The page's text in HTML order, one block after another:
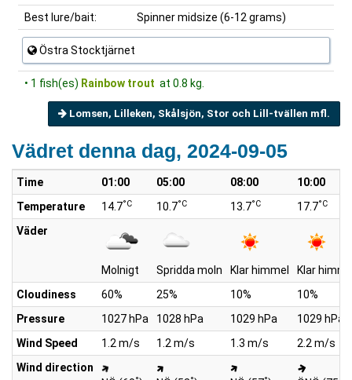
Best lure/bait:
Spinner midsize (6-12 grams)
Östra Stocktjärnet
• 1 fish(es) Rainbow trout at 0.8 kg.
Lomsen, Lilleken, Skålsjön, Stor och Lill-tvällen mfl.
Vädret denna dag, 2024-09-05
Time 01:00 05:00 08:00
10:00
Temperature
14.7°C 10.7°C 13.7°C 17.7°C
Väder
Molnigt Spridda moln Klar himmel
Klar
Cloudiness
60% 25% 10%
10%
Pressure
1027 hPa 1028 hPa 1029 hPa
1029 hPa
Wind Speed
1.2 m/s 1.2 m/s 1.3 m/s
2.2 m/s
Wind direction